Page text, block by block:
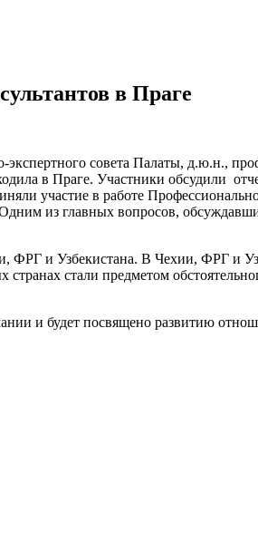
в Праге
экспертного совета Палаты, д.ю.н.,
в Праге. Участники обсудили
участие в работе
из главных вопросов,
ФРГ и Узбекистана. В Чехии, ФРГ и
стали предметом
и будет посвящено развитию